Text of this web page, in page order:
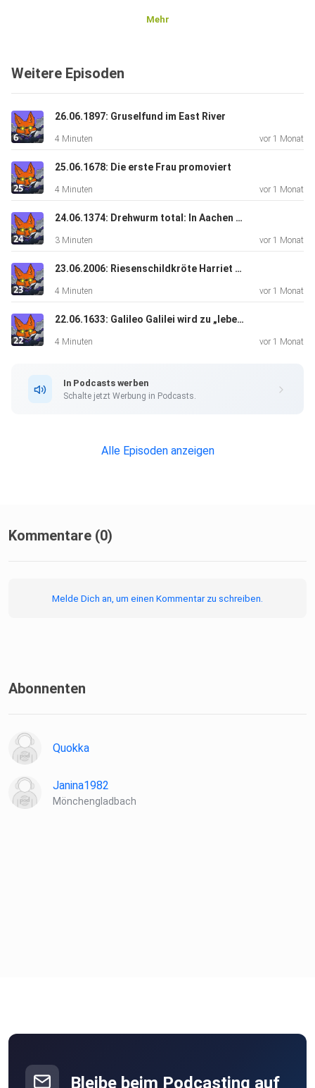
Mehr
Weitere Episoden
26.06.1897: Gruselfund im East River
4 Minuten vor 1 Monat
25.06.1678: Die erste Frau promoviert
4 Minuten vor 1 Monat
24.06.1374: Drehwurm total: In Aachen bricht die Tanzwut aus
3 Minuten vor 1 Monat
23.06.2006: Riesenschildkröte Harriet stirbt
4 Minuten vor 1 Monat
22.06.1633: Galileo Galilei wird zu „lebenslänglich“ verurteilt
4 Minuten vor 1 Monat
In Podcasts werben
Schalte jetzt Werbung in Podcasts.
Alle Episoden anzeigen
Kommentare (0)
Melde Dich an, um einen Kommentar zu schreiben.
Abonnenten
Quokka
Janina1982
Mönchengladbach
Bleibe beim Podcasting auf